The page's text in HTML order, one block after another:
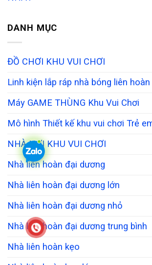
DANH MỤC
ĐỒ CHƠI KHU VUI CHƠI
Linh kiện lắp ráp nhà bóng liên hoàn
Máy GAME THÙNG Khu Vui Chơi
Mô hình Thiết kế khu vui chơi Trẻ
NHÀ HƠI KHU VUI CHƠI
Nhà liên hoàn đại dương
Nhà liên hoàn đại dương lớn
Nhà liên hoàn đại dương nhỏ
Nhà liên hoàn đại dương trung bình
Nhà liên hoàn kẹo